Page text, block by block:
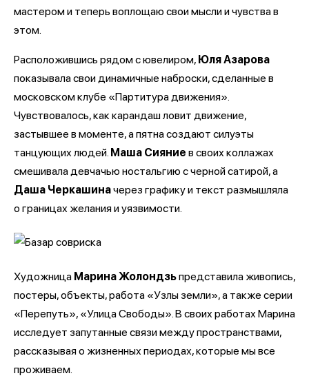
мастером и теперь воплощаю свои мысли и чувства в
этом.
Расположившись рядом с ювелиром, Юля Азарова
показывала свои динамичные наброски, сделанные в
московском клубе «Партитура движения».
Чувствовалось, как карандаш ловит движение,
застывшее в моменте, а пятна создают силуэты
танцующих людей. Маша Сияние в своих коллажах
смешивала девчачью ностальгию с черной сатирой, а
Даша Черкашиначерез графику и текст размышляла
о границах желания и уязвимости.
Художница Марина Жолондзьпредставила живопись,
постеры, объекты, работа «Узлы земли», а также серии
«Перепуть», «Улица Свободы». В своих работах Марина
исследует запутанные связи между пространствами,
рассказывая о жизненных периодах, которые мы все
проживаем.